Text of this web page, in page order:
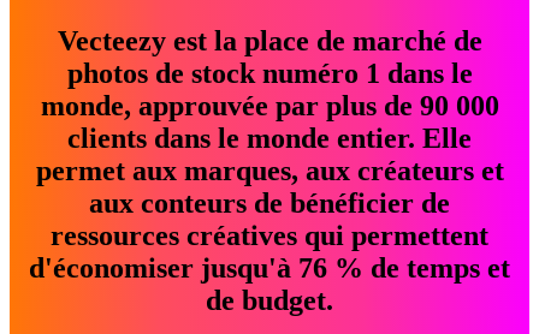
Vecteezy est la place de marché de
photos de stock numéro 1 dans le
monde, approuvée par plus de 90 000
clients dans le monde entier. Elle
permet aux marques, aux créateurs et
aux conteurs de bénéficier de
ressources créatives qui permettent
d'économiser jusqu'à 76 % de temps et
de budget.